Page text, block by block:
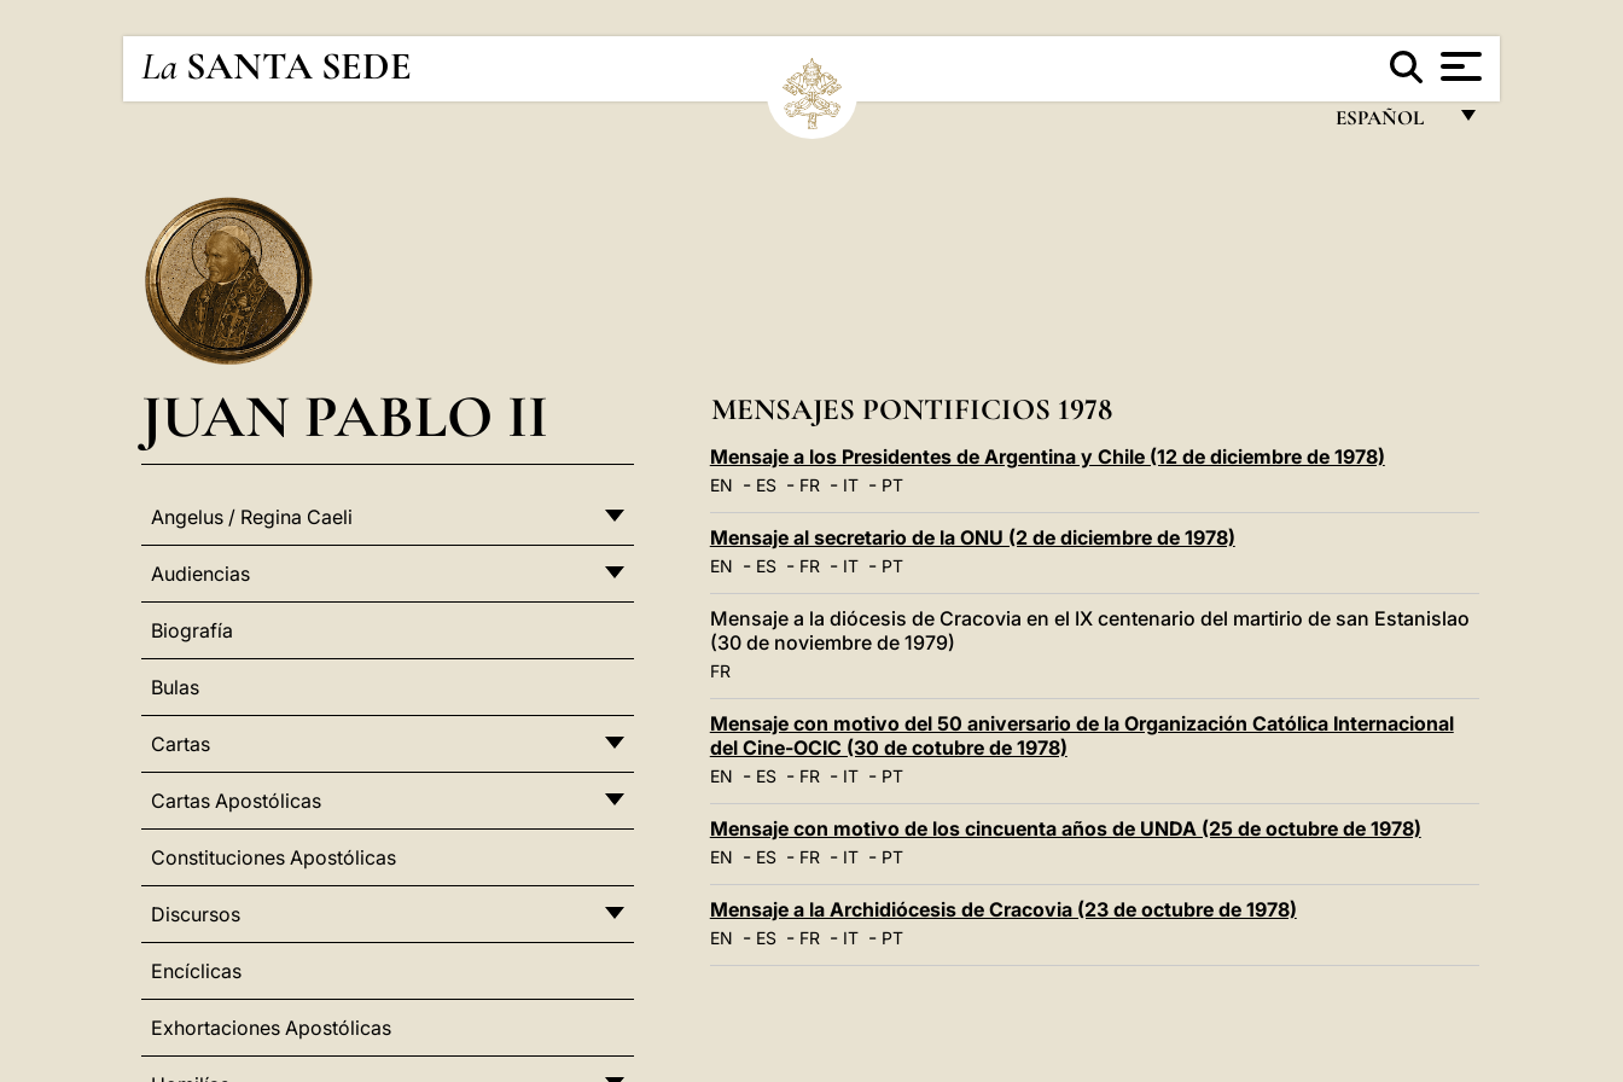
La SANTA SEDE
ESPAÑOL
POLSKI
LATINE
JUAN PABLO II
Angelus / Regina Caeli
Audiencias
Biografía
Bulas
Cartas
Cartas Apostólicas
Constituciones Apostólicas
Discursos
Encíclicas
Exhortaciones Apostólicas
MENSAJES PONTIFICIOS 1978
Mensaje a los Presidentes de Argentina y Chile (12 de diciembre de 1978)
EN - ES- FR- IT- PT
Mensaje al secretario de la ONU (2 de diciembre de 1978)
EN - ES- FR- IT- PT
Mensaje a la diócesis de Cracovia en el IX centenario del martirio de san Estanislao
(30 de noviembre de 1979)
FR
Mensaje con motivo del 50 aniversario de la Organización Católica Internacional
del Cine-OCIC (30 de cotubre de 1978)
EN - ES- FR- IT- PT
Mensaje con motivo de los cincuenta años de UNDA (25 de octubre de 1978)
EN - ES- FR- IT- PT
Mensaje a la Archidiócesis de Cracovia (23 de octubre de 1978)
EN - ES- FR- IT- PT